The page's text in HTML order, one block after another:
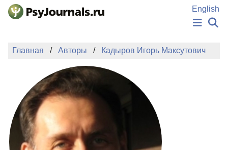
Перейти к основному содержанию
English
НОВОСТИ
АВТОРЫ
ПОДАТЬ РУКОПИСЬ
БАЗА ЗНАНИЙ
КЛЮЧЕВЫЕ СЛОВА
Регистрация
Главная Авторы Кадыров Игорь Максутович